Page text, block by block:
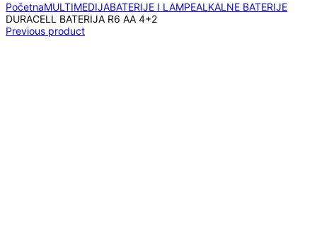
PočetnaMULTIMEDIJABATERIJE I LAMPEALKALNE BATERIJE
DURACELL BATERIJA R6 AA 4+2
Previous product